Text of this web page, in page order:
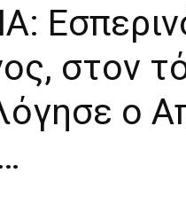
στον
ο